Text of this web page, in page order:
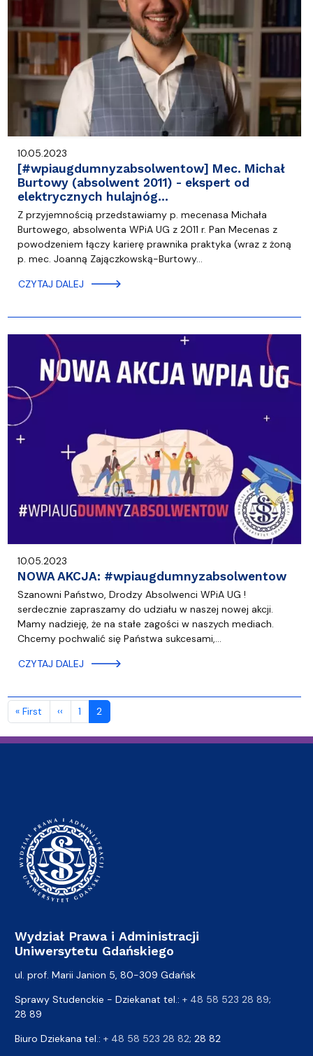
10.05.2023
[#wpiaugdumnyzabsolwentow] Mec. Michał
Burtowy (absolwent 2011) - ekspert od
elektrycznych hulajnóg…
Z przyjemnością przedstawiamy p. mecenasa Michała
Burtowego, absolwenta WPiA UG z 2011 r. Pan Mecenas z
powodzeniem łączy karierę prawnika praktyka (wraz z żoną
p. mec. Joanną Zajączkowską-Burtowy…
CZYTAJ DALEJ
10.05.2023
NOWA AKCJA: #wpiaugdumnyzabsolwentow
Szanowni Państwo, Drodzy Absolwenci WPiA UG !
serdecznie zapraszamy do udziału w naszej nowej akcji.
Mamy nadzieję, że na stałe zagości w naszych mediach.
Chcemy pochwalić się Państwa sukcesami,…
CZYTAJ DALEJ
Stronicowanie
« First Pierwsza strona
‹‹ Poprzednia strona
1 2
Wydział Prawa i Administracji
Uniwersytetu Gdańskiego
ul. prof. Marii Janion 5, 80-309 Gdańsk
Sprawy Studenckie - Dziekanat tel.: + 48 58 523 28 89;
28 89
Biuro Dziekana tel.: + 48 58 523 28 82; 28 82